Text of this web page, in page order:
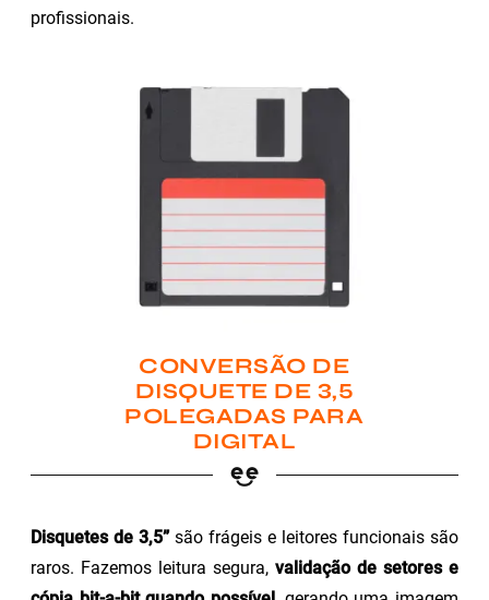
profissionais.
CONVERSÃO DE
DISQUETE DE 3,5
POLEGADAS PARA
DIGITAL
Disquetes de 3,5”são frágeis e leitores funcionais são
raros. Fazemos leitura segura, validação de setores e